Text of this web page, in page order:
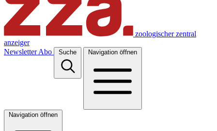
zoologischer zentral
anzeiger
Newsletter Abo Suche Navigation öffnen
Navigation öffnen